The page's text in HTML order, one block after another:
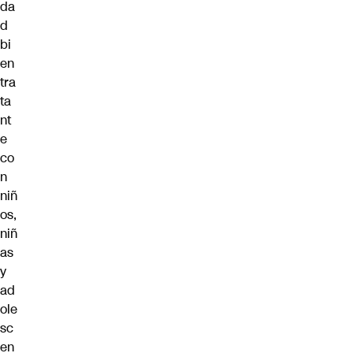
da
d
bi
en
tra
ta
nt
e
co
n
niñ
os,
niñ
as
y
ad
ole
sc
en